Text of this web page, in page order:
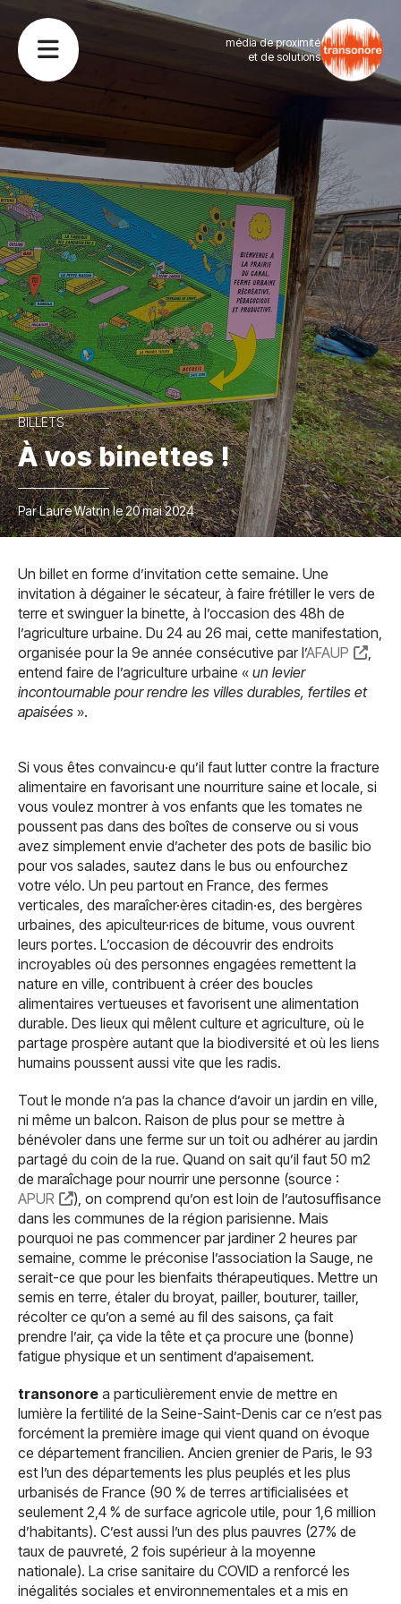
média de proximité
et de solutions
BILLETS
À vos binettes !
Par Laure Watrin le 20 mai 2024
Un billet en forme d’invitation cette semaine. Une
invitation à dégainer le sécateur, à faire frétiller le vers de
terre et swinguer la binette, à l’occasion des 48h de
l’agriculture urbaine. Du 24 au 26 mai, cette manifestation,
organisée pour la 9e année consécutive par l’AFAUP
,
entend faire de l’agriculture urbaine « un levier
incontournable pour rendre les villes durables, fertiles et
apaisées ».
Si vous êtes convaincu·e qu’il faut lutter contre la fracture
alimentaire en favorisant une nourriture saine et locale, si
vous voulez montrer à vos enfants que les tomates ne
poussent pas dans des boîtes de conserve ou si vous
avez simplement envie d’acheter des pots de basilic bio
pour vos salades, sautez dans le bus ou enfourchez
votre vélo. Un peu partout en France, des fermes
verticales, des maraîcher·ères citadin·es, des bergères
urbaines, des apiculteur·rices de bitume, vous ouvrent
leurs portes. L’occasion de découvrir des endroits
incroyables où des personnes engagées remettent la
nature en ville, contribuent à créer des boucles
alimentaires vertueuses et favorisent une alimentation
durable. Des lieux qui mêlent culture et agriculture, où le
partage prospère autant que la biodiversité et où les liens
humains poussent aussi vite que les radis.
Tout le monde n’a pas la chance d’avoir un jardin en ville,
ni même un balcon. Raison de plus pour se mettre à
bénévoler dans une ferme sur un toit ou adhérer au jardin
partagé du coin de la rue. Quand on sait qu’il faut 50 m2
de maraîchage pour nourrir une personne (source :
APUR
), on comprend qu’on est loin de l’autosuffisance
dans les communes de la région parisienne. Mais
pourquoi ne pas commencer par jardiner 2 heures par
semaine, comme le préconise l’association la Sauge, ne
serait-ce que pour les bienfaits thérapeutiques. Mettre un
semis en terre, étaler du broyat, pailler, bouturer, tailler,
récolter ce qu’on a semé au fil des saisons, ça fait
prendre l’air, ça vide la tête et ça procure une (bonne)
fatigue physique et un sentiment d’apaisement.
transonore a particulièrement envie de mettre en
lumière la fertilité de la Seine-Saint-Denis car ce n’est pas
forcément la première image qui vient quand on évoque
ce département francilien. Ancien grenier de Paris, le 93
est l’un des départements les plus peuplés et les plus
urbanisés de France (90 % de terres artificialisées et
seulement 2,4 % de surface agricole utile, pour 1,6 million
d’habitants). C’est aussi l’un des plus pauvres (27% de
taux de pauvreté, 2 fois supérieur à la moyenne
nationale). La crise sanitaire du COVID a renforcé les
inégalités sociales et environnementales et a mis en